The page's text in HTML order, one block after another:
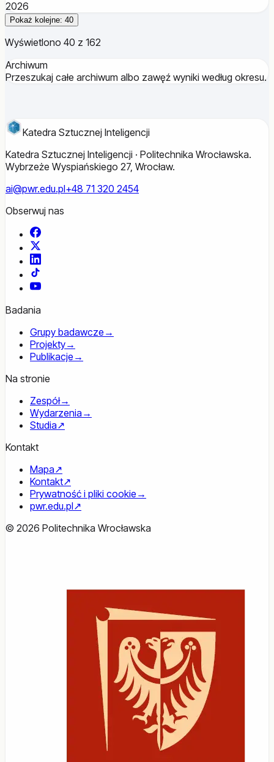
2026
Pokaż kolejne: 40
Wyświetlono 40 z 162
Archiwum
Przeszukaj całe archiwum albo zawęź wyniki według okresu.
Katedra Sztucznej Inteligencji
Katedra Sztucznej Inteligencji · Politechnika Wrocławska.
Wybrzeże Wyspiańskiego 27, Wrocław.
ai@pwr.edu.pl+48 71 320 2454
Obserwuj nas
Facebook
YouTube
Badania
Grupy badawcze →
Projekty→
Publikacje →
Na stronie
Zespół→
Wydarzenia →
Studia↗
Kontakt
Mapa↗
Kontakt↗
Prywatność i pliki cookie →
pwr.edu.pl↗
© 2026 Politechnika Wrocławska